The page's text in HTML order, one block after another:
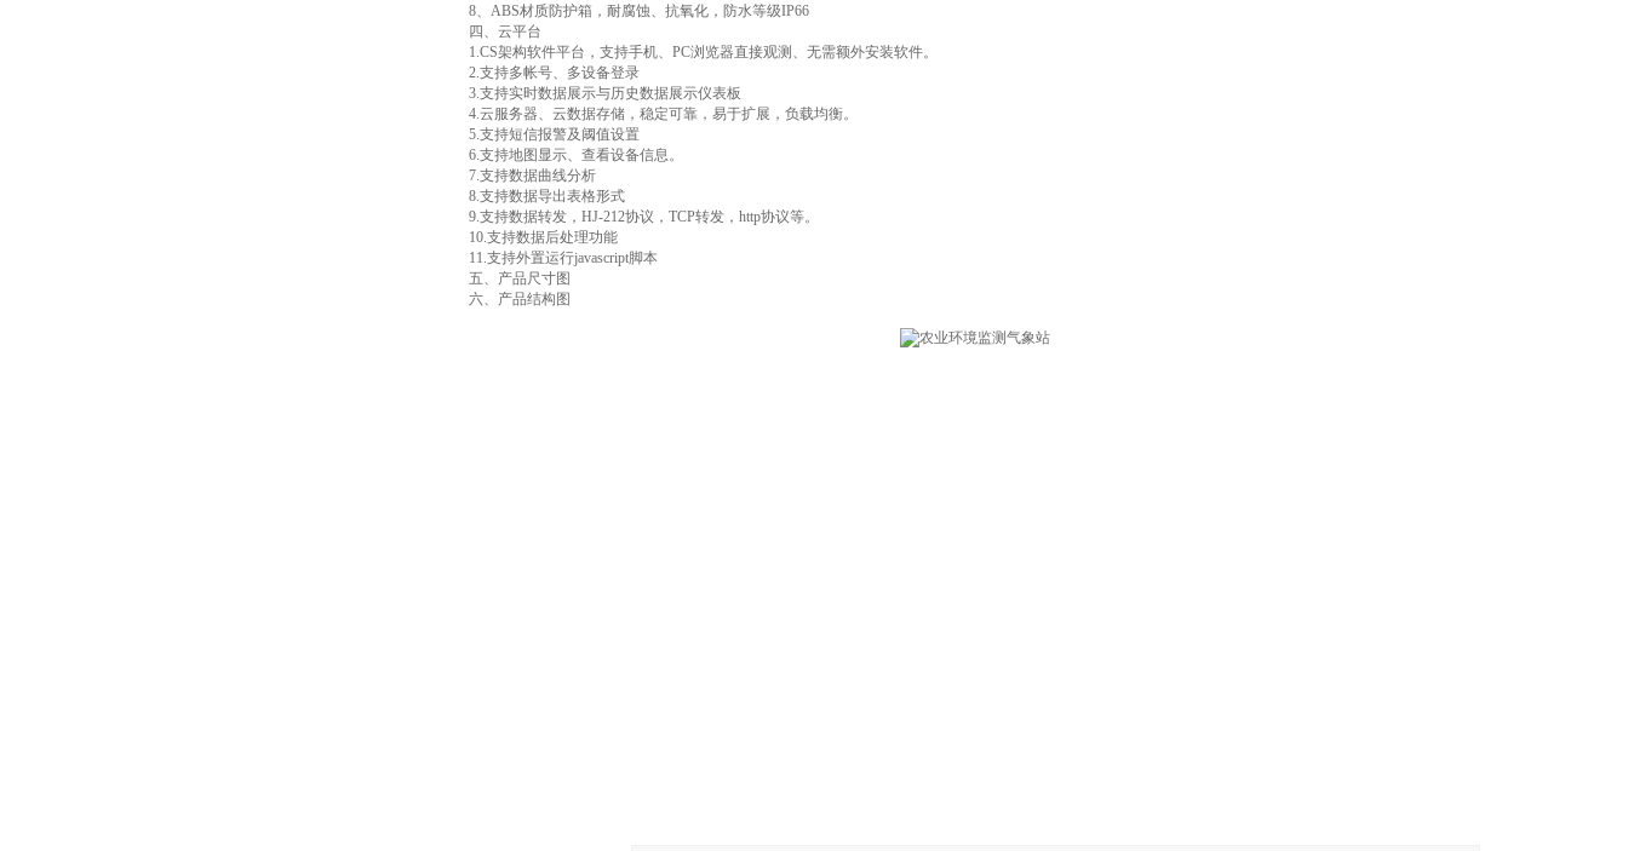
8、ABS材质防护箱，耐腐蚀、抗氧化，防水等级IP66
四、云平台
1.CS架构软件平台，支持手机、PC浏览器直接观测、无需额外安装软件。
2.支持多帐号、多设备登录
3.支持实时数据展示与历史数据展示仪表板
4.云服务器、云数据存储，稳定可靠，易于扩展，负载均衡。
5.支持短信报警及阈值设置
6.支持地图显示、查看设备信息。
7.支持数据曲线分析
8.支持数据导出表格形式
9.支持数据转发，HJ-212协议，TCP转发，http协议等。
10.支持数据后处理功能
11.支持外置运行javascript脚本
五、产品尺寸图
六、产品结构图